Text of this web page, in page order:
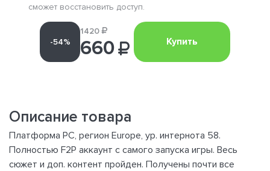
сможет восстановить доступ.
-54%
1420
660 Купить
Описание товара
Платформа PC, регион Europe, ур. интернота 58.
Полностью F2P аккаунт с самого запуска игры. Весь
сюжет и доп. контент пройден. Получены почти все